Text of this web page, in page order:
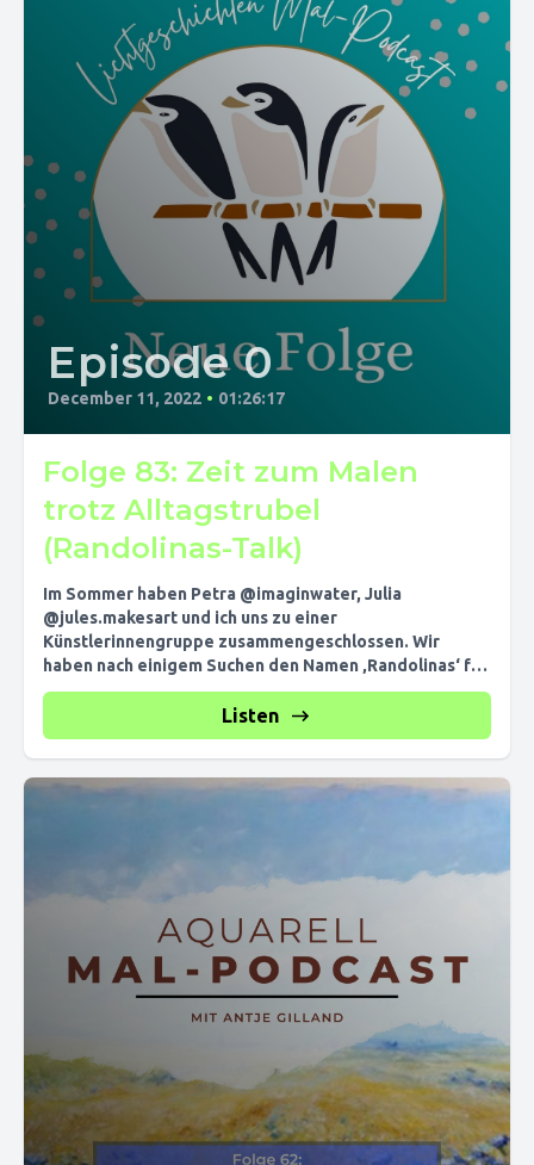
Episode 0
December 11, 2022 • 01:26:17
Folge 83: Zeit zum Malen
trotz Alltagstrubel
(Randolinas-Talk)
Im Sommer haben Petra @imaginwater, Julia
@jules.makesart und ich uns zu einer
Künstlerinnengruppe zusammengeschlossen. Wir
haben nach einigem Suchen den Namen ‚Randolinas‘ für
uns...
Listen